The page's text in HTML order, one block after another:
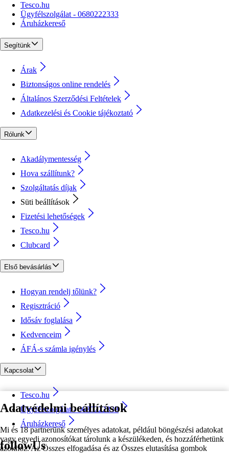
Adatvédelmi beállítások
Mi és 18 partnerünk személyes adatokat, például böngészési adatokat
vagy egyedi azonosítókat tárolunk a készülékeden, és hozzáférhetünk
azokhoz. Az Összes elfogadása és az Összes elutasítása gombok
Tesco.hu
Ügyfélszolgálat - 0680222333
Áruházkereső
Segítünk
Árak
Biztonságos online rendelés
Általános Szerződési Feltételek
Adatkezelési és Cookie tájékoztató
Rólunk
Akadálymentesség
Hova szállítunk?
Szolgáltatás díjak
Süti beállítások
Fizetési lehetőségek
Tesco.hu
Clubcard
Első bevásárlás
Hogyan rendelj tőlünk?
Regisztráció
Idősáv foglalása
Kedvenceim
ÁFÁ-s számla igénylés
Kapcsolat
Tesco.hu
Ügyfélszolgálat - 0680222333
Áruházkereső
followUs